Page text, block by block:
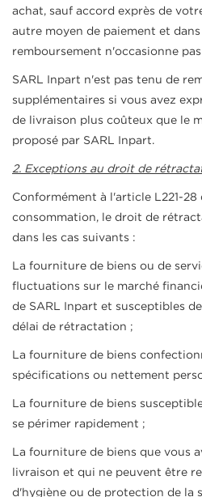
achat, sauf accord exprès de
autre moyen de paiement et
remboursement n'occasionne
SARL Inpart n'est pas tenu de
supplémentaires si vous avez
de livraison plus coûteux que le
proposé par SARL Inpart.
2. Exceptions au droit de
Conformément à l'article L221-28
consommation, le droit de
dans les cas suivants :
La fourniture de biens ou de
fluctuations sur le marché
de SARL Inpart et susceptibles
délai de rétractation ;
La fourniture de biens
spécifications ou nettement
La fourniture de biens
se périmer rapidement ;
La fourniture de biens que vous
livraison et qui ne peuvent être
d'hygiène ou de protection de la
add_circle_outline